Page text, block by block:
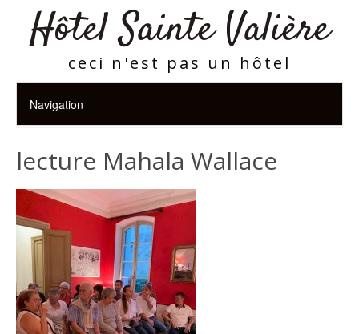
Hôtel Sainte Valière
ceci n'est pas un hôtel
lecture Mahala Wallace